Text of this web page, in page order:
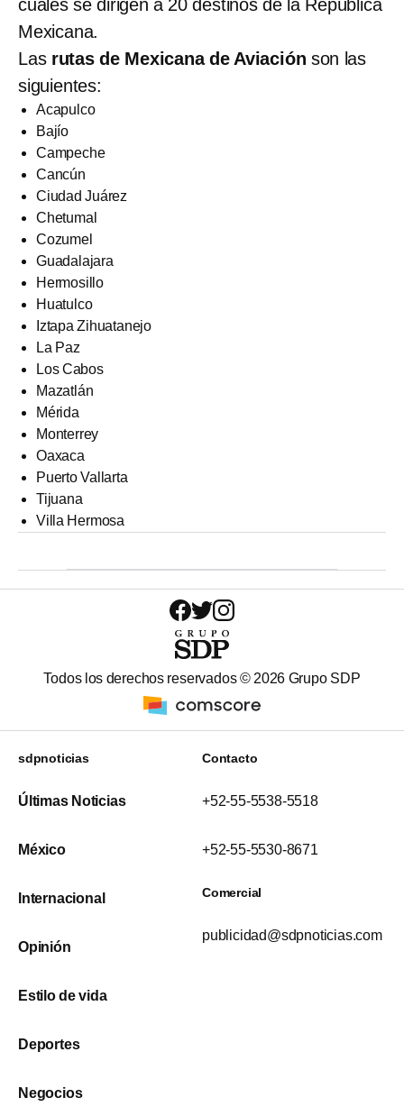
cuales se dirigen a 20 destinos de la República
Mexicana.
Las rutas de Mexicana de Aviación son las
siguientes:
Acapulco
Bajío
Campeche
Cancún
Ciudad Juárez
Chetumal
Cozumel
Guadalajara
Hermosillo
Huatulco
Iztapa Zihuatanejo
La Paz
Los Cabos
Mazatlán
Mérida
Monterrey
Oaxaca
Puerto Vallarta
Tijuana
Villa Hermosa
Todos los derechos reservados © 2026 Grupo SDP
sdpnoticias
Últimas Noticias
México
Internacional
Opinión
Estilo de vida
Deportes
Negocios
Contacto
+52-55-5538-5518
+52-55-5530-8671
Comercial
publicidad@sdpnoticias.com